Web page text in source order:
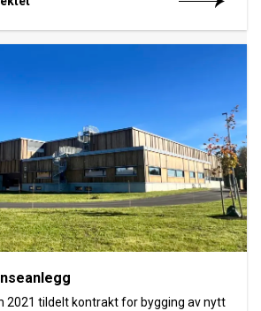
2021 tildelt kontrakt for bygging av nytt